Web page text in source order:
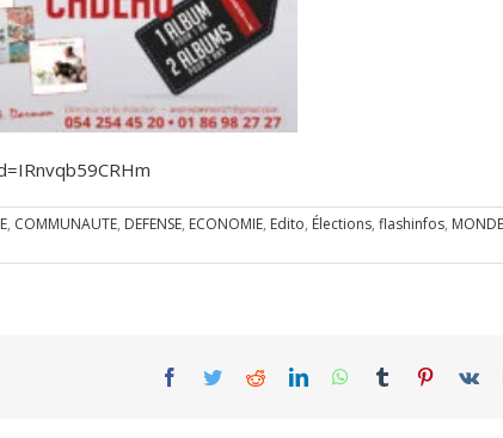
, COMMUNAUTE, DEFENSE, ECONOMIE, Edito, Élections, flashinfos,
Facebook
TwitterRedditLinkedInWhatsApp
Tumblr Pinterest
Vk